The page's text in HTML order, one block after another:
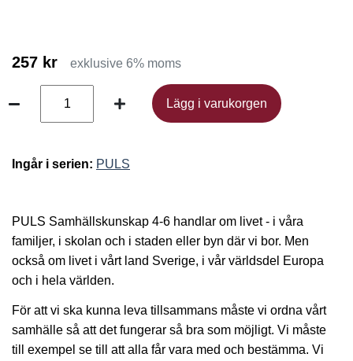
257 kr exklusive 6% moms
Lägg i varukorgen
Lägg i varukorgen
Ingår i serien: PULS
PULS Samhällskunskap 4-6 handlar om livet - i våra
familjer, i skolan och i staden eller byn där vi bor. Men
också om livet i vårt land Sverige, i vår världsdel Europa
och i hela världen.
För att vi ska kunna leva tillsammans måste vi ordna vårt
samhälle så att det fungerar så bra som möjligt. Vi måste
till exempel se till att alla får vara med och bestämma. Vi